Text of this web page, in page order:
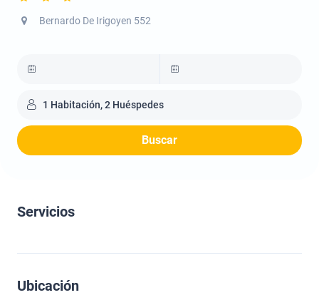
Bernardo De Irigoyen 552
1 Habitación, 2 Huéspedes
Buscar
Servicios
Ubicación